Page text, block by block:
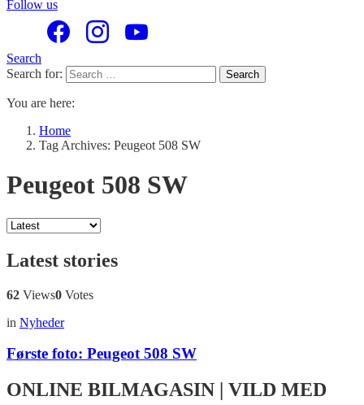
Follow us
Search
Search for:
Search
You are here:
Home
Tag Archives: Peugeot 508 SW
Peugeot 508 SW
Latest stories
62 Views0 Votes
in Nyheder
Første foto: Peugeot 508 SW
ONLINE BILMAGASIN | VILD MED